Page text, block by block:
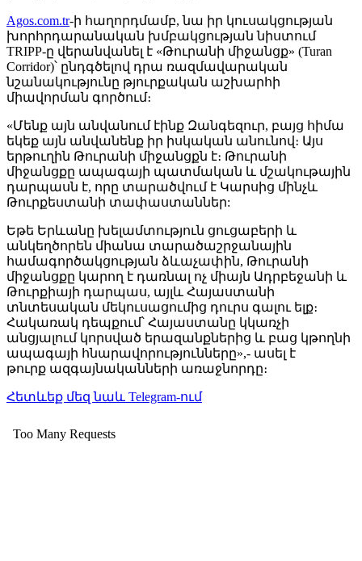
Аgos.com.tr-ի հաղորդմամբ, նա իր կուսակցության
խորհրդարանական խմբակցության նիստում
TRIPP-ը վերանվանել է «Թուրանի միջանցք» (Turan
Corridor)՝ ընդգծելով դրա ռազմավարական
նշանակությունը թյուրքական աշխարհի
միավորման գործում։
«Մենք այն անվանում էինք Զանգեզուր, բայց հիմա
եկեք այն անվանենք իր իսկական անունով։ Այս
երթուղին Թուրանի միջանցքն է։ Թուրանի
միջանցքը ապագայի պատմական և մշակութային
դարպասն է, որը տարածվում է Կարսից մինչև
Թուրքեստանի տափաստաններ:
Եթե ​​Երևանը խելամտություն ցուցաբերի և
անկեղծորեն միանա տարածաշրջանային
համագործակցության ձևաչափին, Թուրանի
միջանցքը կարող է դառնալ ոչ միայն Ադրբեջանի և
Թուրքիայի դարպաս, այլև Հայաստանի
տնտեսական մեկուսացումից դուրս գալու ելք։
Հակառակ դեպքում՝ Հայաստանը կկառչի
անցյալում կորսված երազանքներից և բաց կթողնի
ապագայի հնարավորությունները»,- ասել է
թուրք ազգայնականների առաջնորդը։
Հետևեք մեզ նաև Telegram-ում